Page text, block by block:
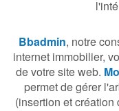
Bbadmin, notre
internet immobilier,
de votre site web.
permetde gérer
(insertion et